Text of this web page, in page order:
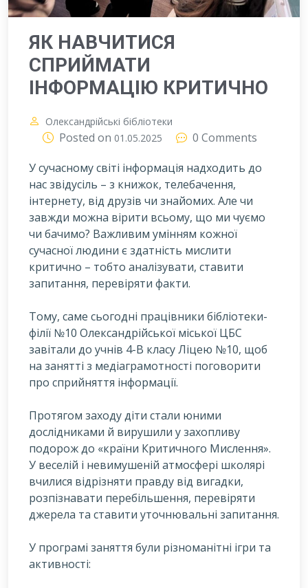
ЯК НАВЧИТИСЯ
СПРИЙМАТИ
ІНФОРМАЦІЮ КРИТИЧНО
Олександрійські бібліотеки
Posted on 01.05.2025
0 Comments
У сучасному світі інформація надходить до
нас звідусіль – з книжок, телебачення,
інтернету, від друзів чи знайомих. Але чи
завжди можна вірити всьому, що ми чуємо
чи бачимо? Важливим умінням кожної
сучасної людини є здатність мислити
критично – тобто аналізувати, ставити
запитання, перевіряти факти.
Тому, саме сьогодні працівники бібліотеки-
філії №10 Олександрійської міської ЦБС
завітали до учнів 4-В класу Ліцею №10, щоб
на занятті з медіаграмотності поговорити
про сприйняття інформації.
Протягом заходу діти стали юними
дослідниками й вирушили у захопливу
подорож до «країни Критичного Мислення».
У веселій і невимушеній атмосфері школярі
вчилися відрізняти правду від вигадки,
розпізнавати перебільшення, перевіряти
джерела та ставити уточнювальні запитання.
У програмі заняття були різноманітні ігри та
активності: